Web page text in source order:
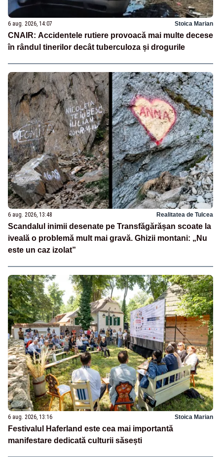
6 aug. 2026, 14:07 Stoica Marian
CNAIR: Accidentele rutiere provoacă mai multe decese
în rândul tinerilor decât tuberculoza și drogurile
6 aug. 2026, 13:48 Realitatea de Tulcea
Scandalul inimii desenate pe Transfăgărășan scoate la
iveală o problemă mult mai gravă. Ghizii montani: „Nu
este un caz izolat”
6 aug. 2026, 13:16 Stoica Marian
Festivalul Haferland este cea mai importantă
manifestare dedicată culturii săsești